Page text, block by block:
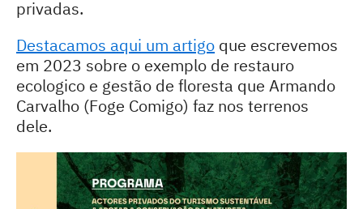
privadas.
Destacamos aqui um artigo que escrevemos
em 2023 sobre o exemplo de restauro
ecologico e gestão de floresta que Armando
Carvalho (Foge Comigo) faz nos terrenos
dele.